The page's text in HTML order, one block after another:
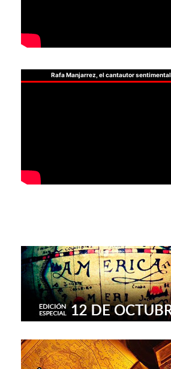
Rafa Manjarrez, el cantautor sentimental